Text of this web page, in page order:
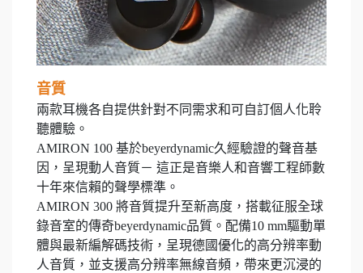
音質
兩款耳機各自提供針對不同需求和可自訂個人化聆
聽體驗。
AMIRON 100 基於beyerdynamic久經驗證的聲音基
因，呈現動人音質－ 這正是音樂人和音響工程師數
十年來信賴的聲學標準。
AMIRON 300 將音質提升至新高度，搭載征服全球
錄音室的傳奇beyerdynamic品質。配備10 mm驅動單
體與最新編解碼技術，呈現德國優化的高分辨率動
人音質，並支援高分辨率無線音頻，帶來更沉浸的